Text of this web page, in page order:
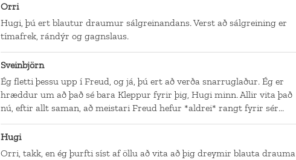
Orri
Hugi, þú ert blautur draumur sálgreinandans. Verst að sálgreining er
tímafrek, rándýr og gagnslaus.
Sveinbjörn
Ég fletti þessu upp í Freud, og já, þú ert að verða snarruglaður. Ég er
hræddur um að það sé bara Kleppur fyrir þig, Hugi minn. Allir vita það
nú, eftir allt saman, að meistari Freud hefur *aldrei* rangt fyrir sér...
Hugi
Orri, takk, en ég þurfti síst af öllu að vita að þig dreymir blauta drauma